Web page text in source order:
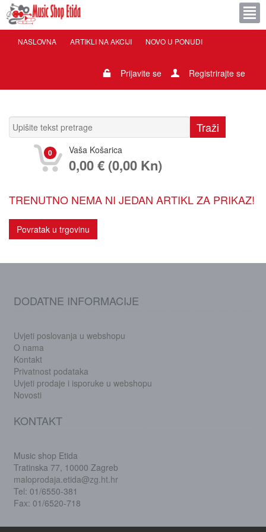
NASLOVNA ARTIKLI NA AKCIJI NOVO U PONUDI
Prijavite se Registrirajte se
0 Vaša Košarica
0,00 € (0,00 Kn)
TRENUTNO NEMA NI JEDAN ARTIKL ZA PRIKAZ!
Povratak u trgovinu
DODATNE INFORMACIJE
Uvjeti poslovanja u webshopu
O nama
Kontakt
Privatnost podataka
Uvjeti prodaje i isporuke u webshopu
Novosti
KONTAKT
Music shop Etida
Tratinska 77, 10000 Zagreb
maloprodaja.etida@zg.ht.hr
Tel: 01/6550-381
Fax: 01/6520-718